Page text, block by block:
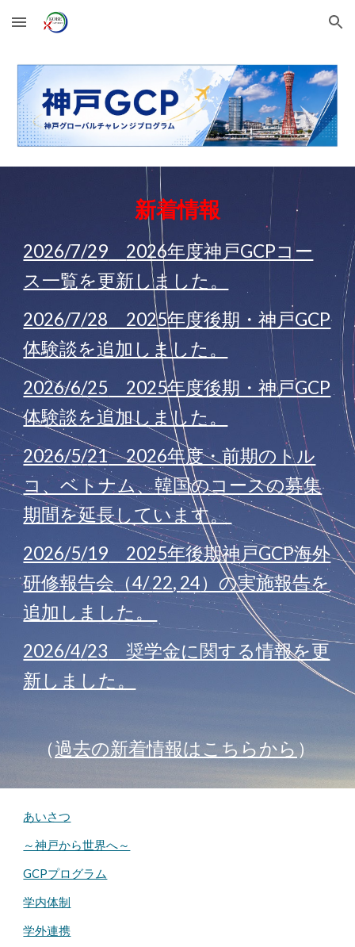
Skip to main content Skip to navigation
新着情報
2026/7/29
2026年度神戸GCPコー
ス一覧を更新 しました。
2026/7/28 2025年度後期・神戸GCP
体験談を追加しました。
2026/6/25 2025年度後期・神戸GCP
体験談を追加しました。
2026/5/212026年度・前期のトル
コ、ベトナム、韓国のコースの募集
期間を延長しています。
2026/5/19 2025年後期神戸GCP海外
研修報告会 （4/22, 24）の実施報告を
追加しました。
2026/4/23 奨学金に関する情報を更
新 しました。
（過去の新着情報はこちらから）
あいさつ
～神戸から世界へ～
GCPプログラム
学内体制
学外連携